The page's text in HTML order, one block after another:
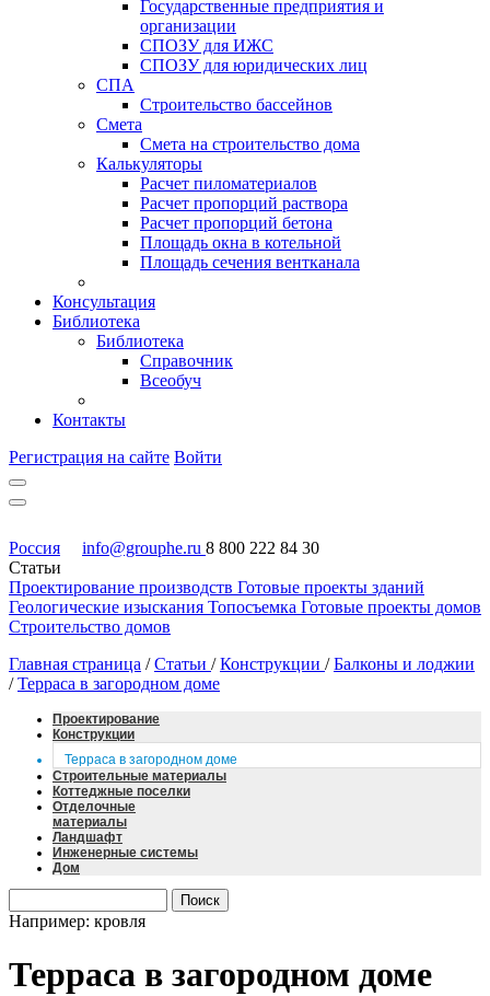
Государственные предприятия и
организации
СПОЗУ для ИЖС
СПОЗУ для юридических лиц
СПА
Строительство бассейнов
Смета
Смета на строительство дома
Калькуляторы
Расчет пиломатериалов
Расчет пропорций раствора
Расчет пропорций бетона
Площадь окна в котельной
Площадь сечения вентканала
Консультация
Библиотека
Библиотека
Справочник
Всеобуч
Контакты
Регистрация на сайте Войти
Россия info@grouphe.ru 8 800 222 84 30
Статьи
Проектирование производств Готовые проекты зданий
Геологические изыскания Топосъемка Готовые проекты домов
Строительство домов
Главная страница / Статьи / Конструкции / Балконы и лоджии
/ Терраса в загородном доме
Проектирование
Конструкции
Терраса в загородном доме
Строительные материалы
Коттеджные поселки
Отделочные
материалы
Ландшафт
Инженерные системы
Дом
Например: кровля
Терраса в загородном доме